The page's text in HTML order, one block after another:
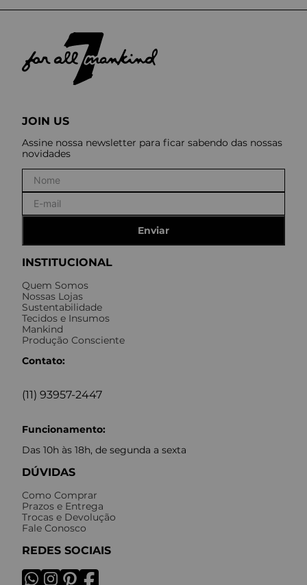
INSTITUCIONAL
Quem Somos
Nossas Lojas
Sustentabilidade
Tecidos e Insumos
Mankind
Produção Consciente
Contato:
(11) 93957-2447
Funcionamento:
Das 10h às 18h, de segunda a sexta
DÚVIDAS
Como Comprar
Prazos e Entrega
Trocas e Devolução
Fale Conosco
REDES SOCIAIS
JOIN US
Assine nossa newsletter para ficar sabendo das nossas
novidades
Enviar